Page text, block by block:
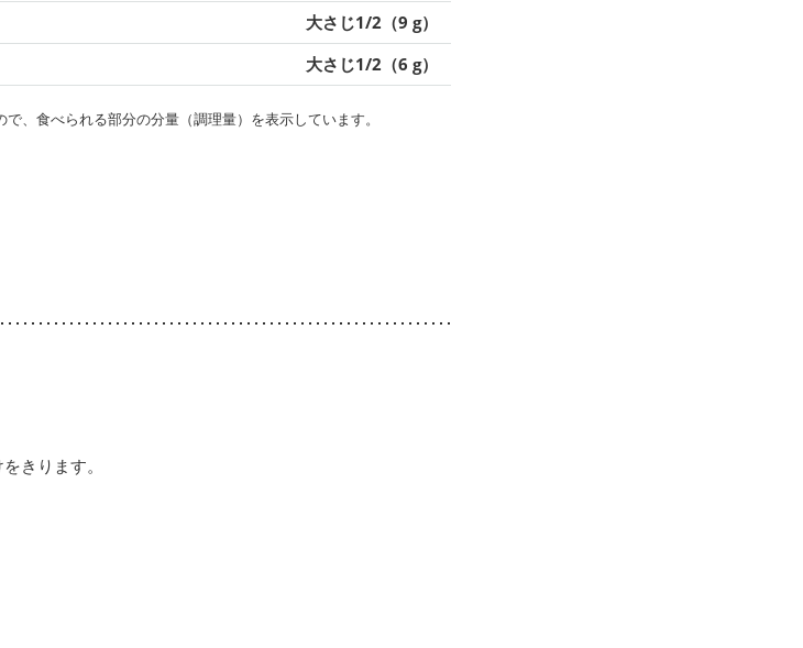
大さじ1/2（9 g）
大さじ1/2（6 g）
、食べられる部分の分量（調理量）を表示しています。
きります。